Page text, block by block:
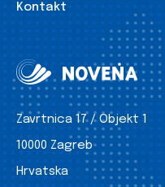
Kontakt
Zavrtnica 17 / Objekt 1
10000 Zagreb
Hrvatska